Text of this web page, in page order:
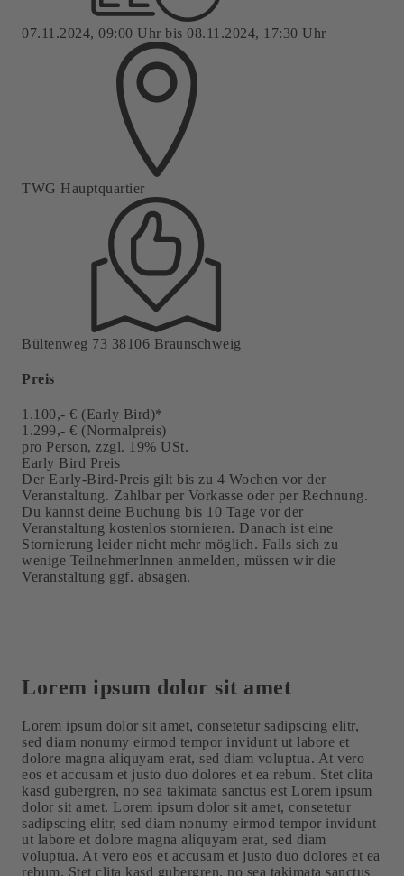
07.11.2024, 09:00 Uhr bis 08.11.2024, 17:30 Uhr
TWG Hauptquartier
Bültenweg 73 38106 Braunschweig
Preis
1.100,- € (Early Bird)*
1.299,- € (Normalpreis)
pro Person, zzgl. 19% USt.
Early Bird Preis
Der Early-Bird-Preis gilt bis zu 4 Wochen vor der
Veranstaltung. Zahlbar per Vorkasse oder per Rechnung.
Du kannst deine Buchung bis 10 Tage vor der
Veranstaltung kostenlos stornieren. Danach ist eine
Stornierung leider nicht mehr möglich. Falls sich zu
wenige TeilnehmerInnen anmelden, müssen wir die
Veranstaltung ggf. absagen.
Lorem ipsum dolor sit amet
Lorem ipsum dolor sit amet, consetetur sadipscing elitr,
sed diam nonumy eirmod tempor invidunt ut labore et
dolore magna aliquyam erat, sed diam voluptua. At vero
eos et accusam et justo duo dolores et ea rebum. Stet clita
kasd gubergren, no sea takimata sanctus est Lorem ipsum
dolor sit amet. Lorem ipsum dolor sit amet, consetetur
sadipscing elitr, sed diam nonumy eirmod tempor invidunt
ut labore et dolore magna aliquyam erat, sed diam
voluptua. At vero eos et accusam et justo duo dolores et ea
rebum. Stet clita kasd gubergren, no sea takimata sanctus